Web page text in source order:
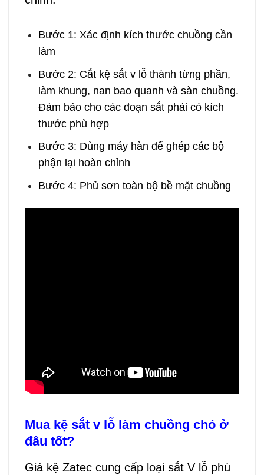
Bước 1: Xác định kích thước chuồng cần
làm
Bước 2: Cắt kệ sắt v lỗ thành từng phần,
làm khung, nan bao quanh và sàn chuồng.
Đảm bảo cho các đoạn sắt phải có kích
thước phù hợp
Bước 3: Dùng máy hàn để ghép các bộ
phận lại hoàn chỉnh
Bước 4: Phủ sơn toàn bộ bề mặt chuồng
Mua kệ sắt v lỗ làm chuồng chó ở
đâu tốt?
Giá kệ Zatec cung cấp loại sắt V lỗ phù